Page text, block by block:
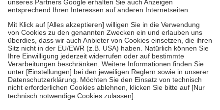
Um das Engagement der Versicherten für ihre eigene Gesundheit
zu stärken und die besondere Stellung der Familie zu unterstützen,
fallenkeine Zuzahlungenan bei:
• Kindern und Jugendlichen bis zum vollendeten 18. Lebensjahr
mit Ausnahme der Fahrkosten
• Untersuchungen zur Vorsorge und Früherkennung, die von der
GKV getragen werden
• empfohlenen Schutzimpfungen
• Harn- und Blutteststreifen